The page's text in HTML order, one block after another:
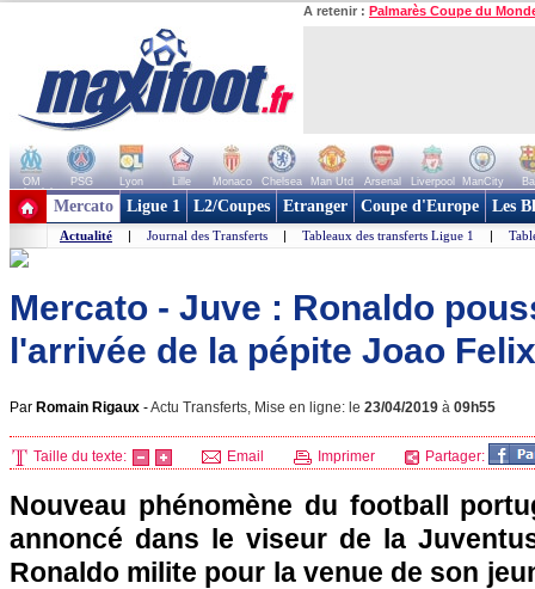
A retenir : Palmarès Coupe du
OM PSG Lyon Lille Monaco Chelsea Man Utd Arsenal Liverpool ManCity
+ de clubs
Mercato Ligue 1 L2/Coupes Etranger Coupe d'Europe Les
Actualité | Journal des Transferts | Tableaux des transferts Ligue 1 |
Mercato - Juve : Ronaldo
l'arrivée de la pépite Joao
Par Romain Rigaux -Actu Transferts, Mise en ligne: le 23/04/2019 à 09h55
Taille du texte: Email Imprimer Partager:
Nouveau phénomène du football
annoncé dans le viseur de la
Ronaldo milite pour la venue de son